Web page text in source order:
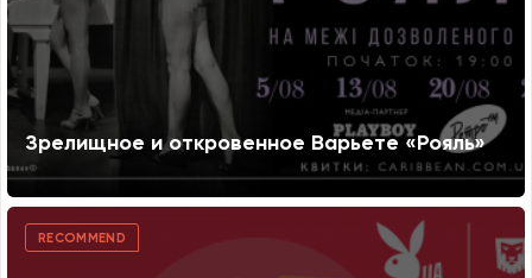
Зрелищное и откровенное Варьете «Рояль»
RECOMMEND